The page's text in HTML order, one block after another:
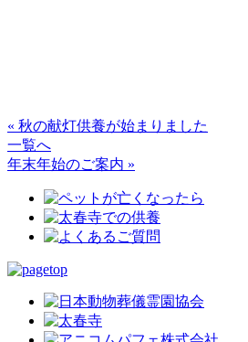
« 秋の献灯供養が始まりました
一覧へ
年末年始のご案内 »